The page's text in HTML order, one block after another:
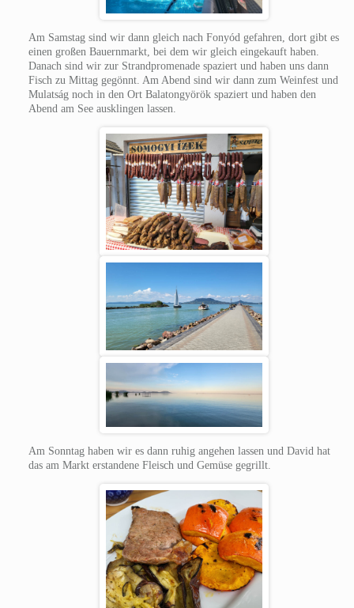
Am Samstag sind wir dann gleich nach Fonyód gefahren, dort gibt es
einen großen Bauernmarkt, bei dem wir gleich eingekauft haben.
Danach sind wir zur Strandpromenade spaziert und haben uns dann
Fisch zu Mittag gegönnt. Am Abend sind wir dann zum Weinfest und
Mulatság noch in den Ort Balatongyörök spaziert und haben den
Abend am See ausklingen lassen.
Am Sonntag haben wir es dann ruhig angehen lassen und David hat
das am Markt erstandene Fleisch und Gemüse gegrillt.